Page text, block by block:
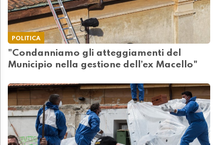
POLITICA
"Condanniamo gli atteggiamenti del
Municipio nella gestione dell’ex Macello"